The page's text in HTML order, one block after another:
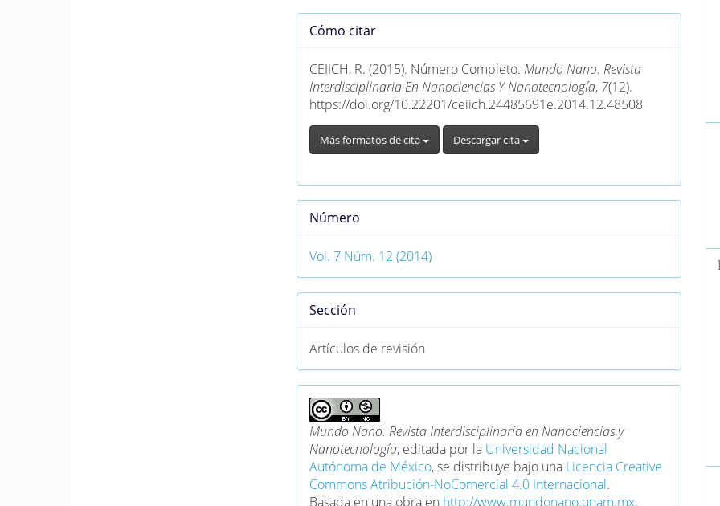
Detalles
artículo
Cómo citar
CEIICH, R. (2015). Número Completo. Mundo Nano. Revista
Interdisciplinaria En Nanociencias Y Nanotecnología, 7(12).
https://doi.org/10.22201/ceiich.24485691e.2014.12.48508
Más formatos de cita Descargar cita
Número
Vol. 7 Núm. 12 (2014)
Sección
Artículos de revisión
Mundo Nano. Revista Interdisciplinaria en Nanociencias y
Nanotecnología, editada por la Universidad Nacional
Autónoma de México, se distribuye bajo una Licencia Creative
Commons Atribución-NoComercial 4.0 Internacional.
Basada en una obra en http://www.mundonano.unam.mx.